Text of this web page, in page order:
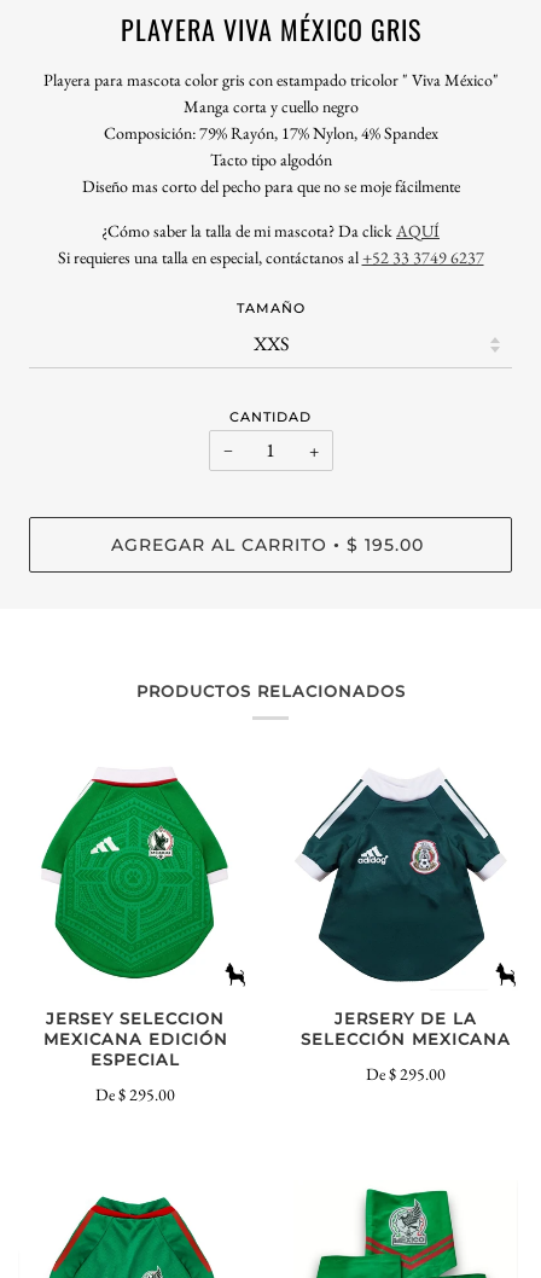
PLAYERA VIVA MÉXICO GRIS
Playera para mascota color gris con estampado tricolor " Viva México"
Manga corta y cuello negro
Composición: 79% Rayón, 17% Nylon, 4% Spandex
Tacto tipo algodón
Diseño mas corto del pecho para que no se moje fácilmente
¿Cómo saber la talla de mi mascota? Da clickAQUÍ
Si requieres una talla en especial, contáctanos al+52 33 3749 6237
TAMAÑO
CANTIDAD
− +
AGREGAR AL CARRITO • $ 195.00
PRODUCTOS RELACIONADOS
JERSEY SELECCION
MEXICANA EDICIÓN
ESPECIAL
De$ 295.00
JERSERY DE LA
SELECCIÓN MEXICANA
De$ 295.00